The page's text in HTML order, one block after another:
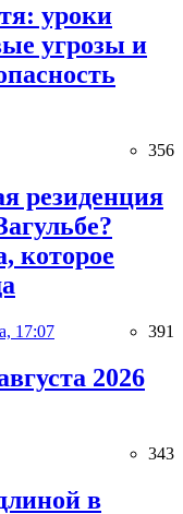
уроки
угрозы и
356
резиденция
которое
17:07 391
2026
343
в